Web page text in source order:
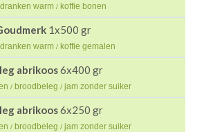
dranken warm / koffie bonen
1x500 gr
dranken warm / koffie gemalen
abrikoos6x400 gr
/ broodbeleg / jam zonder suiker
abrikoos6x250 gr
/ broodbeleg / jam zonder suiker